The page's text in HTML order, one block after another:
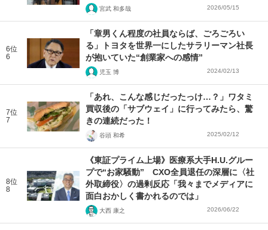
宮武 和多哉 2026/05/15
6位
6
「章男くん程度の社員ならば、ごろごろい
る」トヨタを世界一にしたサラリーマン社長
が抱いていた“創業家への感情”
児玉 博 2024/02/13
7位
7
「あれ、こんな感じだったっけ…？」ワタミ
買収後の「サブウェイ」に行ってみたら、驚
きの連続だった！
谷頭 和希 2025/02/12
8位
8
《東証プライム上場》医療系大手H.U.グルー
プで“お家騒動” CXO全員退任の深層に〈社
外取締役〉の過剰反応「我々までメディアに
面白おかしく書かれるのでは」
大西 康之 2026/06/22